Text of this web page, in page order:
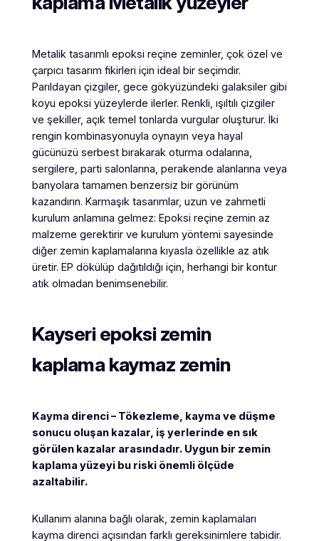
Metalik tasarımlı epoksi reçine zeminler, çok özel ve
çarpıcı tasarım fikirleri için ideal bir seçimdir.
Parıldayan çizgiler, gece gökyüzündeki galaksiler gibi
koyu epoksi yüzeylerde ilerler. Renkli, ışıltılı çizgiler
ve şekiller, açık temel tonlarda vurgular oluşturur. İki
rengin kombinasyonuyla oynayın veya hayal
gücünüzü serbest bırakarak oturma odalarına,
sergilere, parti salonlarına, perakende alanlarına veya
banyolara tamamen benzersiz bir görünüm
kazandırın. Karmaşık tasarımlar, uzun ve zahmetli
kurulum anlamına gelmez: Epoksi reçine zemin az
malzeme gerektirir ve kurulum yöntemi sayesinde
diğer zemin kaplamalarına kıyasla özellikle az atık
üretir. EP dökülüp dağıtıldığı için, herhangi bir kontur
atık olmadan benimsenebilir.
Kayseri epoksi zemin
kaplama kaymaz zemin
Kayma direnci – Tökezleme, kayma ve düşme
sonucu oluşan kazalar, iş yerlerinde en sık
görülen kazalar arasındadır. Uygun bir zemin
kaplama yüzeyi bu riski önemli ölçüde
azaltabilir.
Kullanım alanına bağlı olarak, zemin kaplamaları
kayma direnci açısından farklı gereksinimlere tabidir.